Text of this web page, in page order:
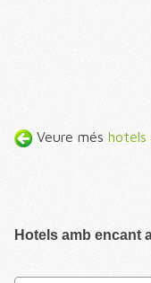
Veure més hotels
Hotels amb encant